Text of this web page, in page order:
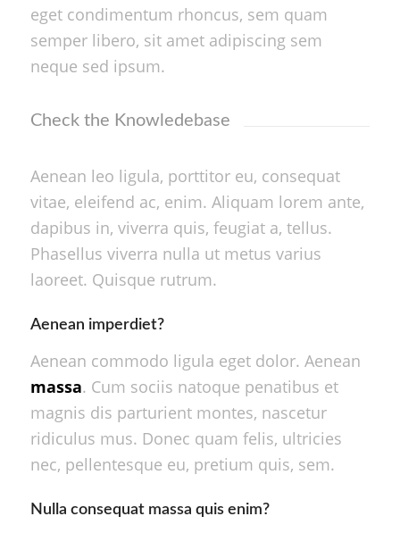
eget condimentum rhoncus, sem quam
semper libero, sit amet adipiscing sem
neque sed ipsum.
Check the Knowledebase
Aenean leo ligula, porttitor eu, consequat
vitae, eleifend ac, enim. Aliquam lorem ante,
dapibus in, viverra quis, feugiat a, tellus.
Phasellus viverra nulla ut metus varius
laoreet. Quisque rutrum.
Aenean imperdiet?
Aenean commodo ligula eget dolor. Aenean
massa. Cum sociis natoque penatibus et
magnis dis parturient montes, nascetur
ridiculus mus. Donec quam felis, ultricies
nec, pellentesque eu, pretium quis, sem.
Nulla consequat massa quis enim?